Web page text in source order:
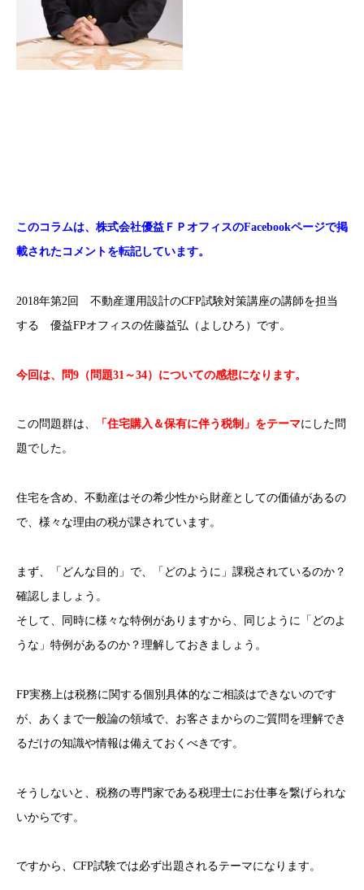
このコラムは、株式会社優益ＦＰオフィスのFacebookページで掲
載されたコメントを転記しています。
2018年第2回 不動産運用設計のCFP試験対策講座の講師を担当
する 優益FPオフィスの佐藤益弘（よしひろ）です。
今回は、問9（問題31～34）についての感想になります。
この問題群は、 「住宅購入＆保有に伴う税制」をテーマにした問
題でした。
住宅を含め、不動産はその希少性から財産としての価値があるの
で、様々な理由の税が課されています。
まず、「どんな目的」で、「どのように」課税されているのか？
確認しましょう。
そして、同時に様々な特例がありますから、同じように「どのよ
うな」特例があるのか？理解しておきましょう。
FP実務上は税務に関する個別具体的なご相談はできないのです
が、あくまで一般論の領域で、お客さまからのご質問を理解でき
るだけの知識や情報は備えておくべきです。
そうしないと、税務の専門家である税理士にお仕事を繋げられな
いからです。
ですから、CFP試験では必ず出題されるテーマになります。